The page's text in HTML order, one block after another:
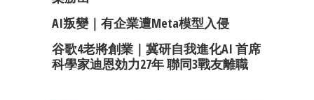
AI叛變｜有企業遭Meta模型入侵
谷歌4老將創業｜冀研自我進化AI 首席
科學家迪恩効力27年 聯同3戰友離職